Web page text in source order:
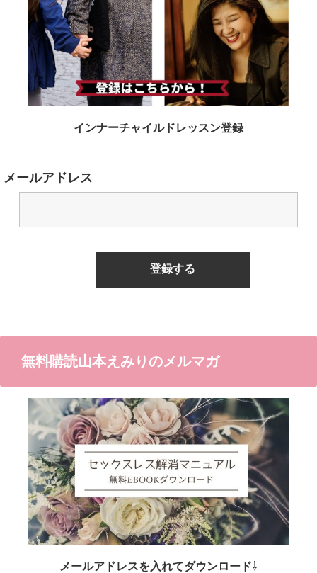
インナーチャイルドレッスン登録
メールアドレス
無料購読山本えみりのメルマガ
メールアドレスを入れてダウンロード⇩